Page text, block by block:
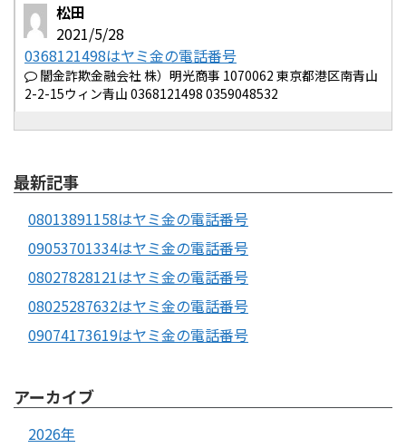
松田
2021/5/28
0368121498はヤミ金の電話番号
闇金詐欺金融会社 株）明光商事 1070062 東京都港区南青山
2-2-15ウィン青山 0368121498 0359048532
最新記事
08013891158はヤミ金の電話番号
09053701334はヤミ金の電話番号
08027828121はヤミ金の電話番号
08025287632はヤミ金の電話番号
09074173619はヤミ金の電話番号
アーカイブ
2026年